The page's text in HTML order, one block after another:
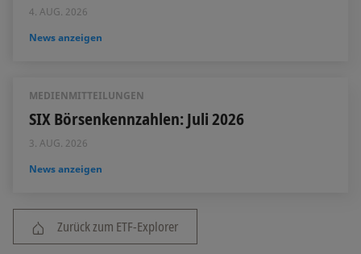
4. AUG. 2026
News anzeigen
MEDIENMITTEILUNGEN
SIX Börsenkennzahlen: Juli 2026
3. AUG. 2026
News anzeigen
Zurück zum ETF-Explorer